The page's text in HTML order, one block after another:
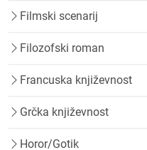
Filmski scenarij
Filozofski roman
Francuska književnost
Grčka književnost
Horor/Gotik